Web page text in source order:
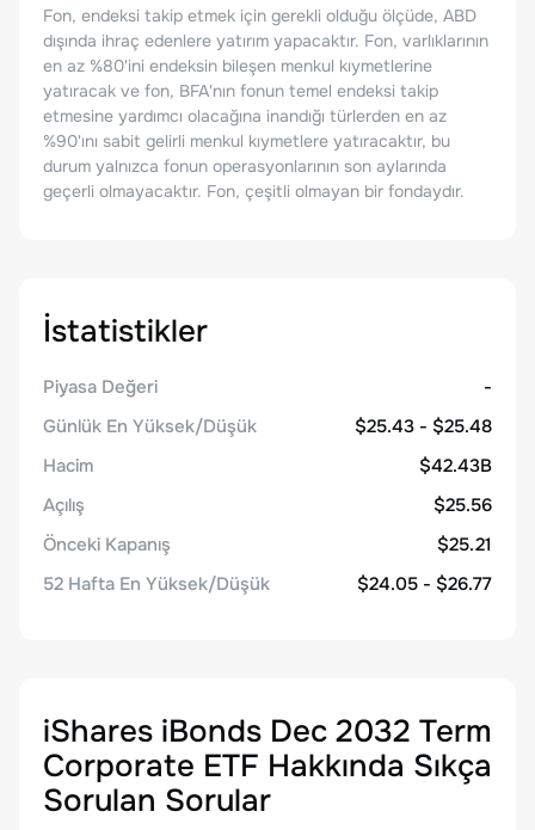
Fon, endeksi takip etmek için gerekli olduğu ölçüde, ABD
dışında ihraç edenlere yatırım yapacaktır. Fon, varlıklarının
en az %80'ini endeksin bileşen menkul kıymetlerine
yatıracak ve fon, BFA'nın fonun temel endeksi takip
etmesine yardımcı olacağına inandığı türlerden en az
%90'ını sabit gelirli menkul kıymetlere yatıracaktır, bu
durum yalnızca fonun operasyonlarının son aylarında
geçerli olmayacaktır. Fon, çeşitli olmayan bir fondaydır.
İstatistikler
Piyasa Değeri
-
Günlük En Yüksek/Düşük
$25.43 - $25.48
Hacim
$42.43B
Açılış
$25.56
Önceki Kapanış
$25.21
52 Hafta En Yüksek/Düşük
$24.05 - $26.77
iShares iBonds Dec 2032 Term
Corporate ETF Hakkında Sıkça
Sorulan Sorular